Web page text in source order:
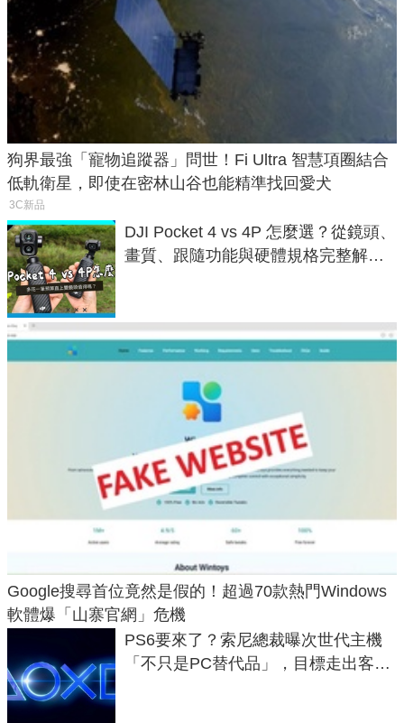
狗界最強「寵物追蹤器」問世！Fi Ultra 智慧項圈結合
低軌衛星，即使在密林山谷也能精準找回愛犬
3C新品
DJI Pocket 4 vs 4P 怎麼選？從鏡頭、
畫質、跟隨功能與硬體規格完整解
Google搜尋首位竟然是假的！超過70款熱門Windows
軟體爆「山寨官網」危機
PS6要來了？索尼總裁曝次世代主機
「不只是PC替代品」，目標走出客